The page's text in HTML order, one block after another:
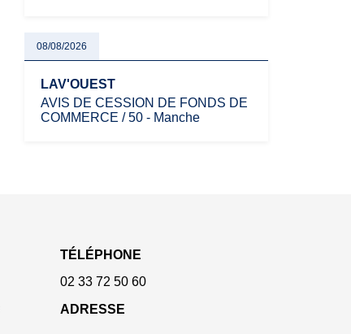
08/08/2026
LAV'OUEST
AVIS DE CESSION DE FONDS DE
COMMERCE / 50 - Manche
TÉLÉPHONE
02 33 72 50 60
ADRESSE